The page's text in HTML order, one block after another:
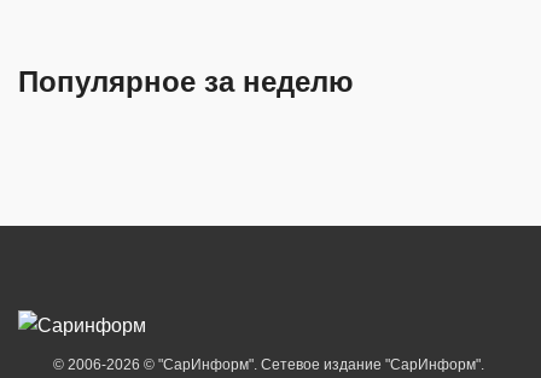
Популярное за неделю
© 2006-2026 © "СарИнформ". Сетевое издание "СарИнформ".